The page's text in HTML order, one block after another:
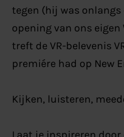
tegen (hij was
opening van ons eigen
treft de VR-belevenis
premiére had op New
Kijken, luisteren,